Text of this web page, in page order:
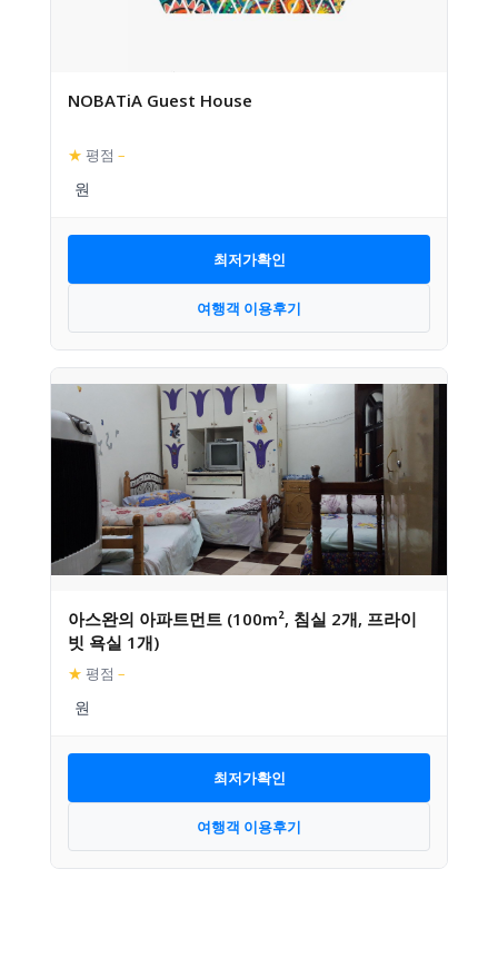
NOBATiA Guest House
★ 평점 –
최저가확인
여행객 이용후기
아스완의 아파트먼트 (100m², 침실 2개, 프라이
빗 욕실 1개)
★ 평점 –
최저가확인
여행객 이용후기